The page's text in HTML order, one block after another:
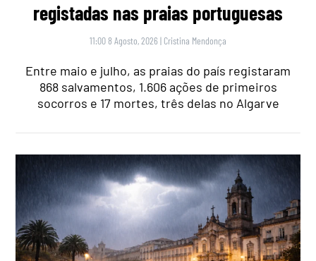
registadas nas praias portuguesas
11:00 8 Agosto, 2026 | Cristina Mendonça
Entre maio e julho, as praias do país registaram
868 salvamentos, 1.606 ações de primeiros
socorros e 17 mortes, três delas no Algarve